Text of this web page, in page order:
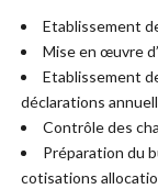
Etablissement
Mise en œuvre
Etablissement
déclarations
Contrôle des
Préparation du
cotisations